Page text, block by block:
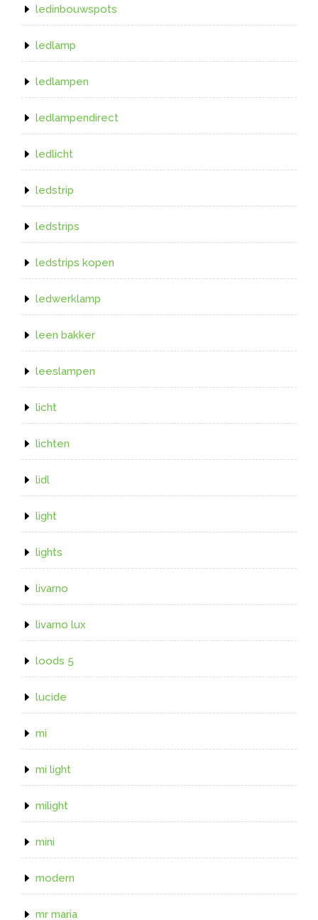
ledinbouwspots
ledlamp
ledlampen
ledlampendirect
ledlicht
ledstrip
ledstrips
ledstrips kopen
ledwerklamp
leen bakker
leeslampen
licht
lichten
lidl
light
lights
livarno
livarno lux
loods 5
lucide
mi
mi light
milight
mini
modern
mr maria